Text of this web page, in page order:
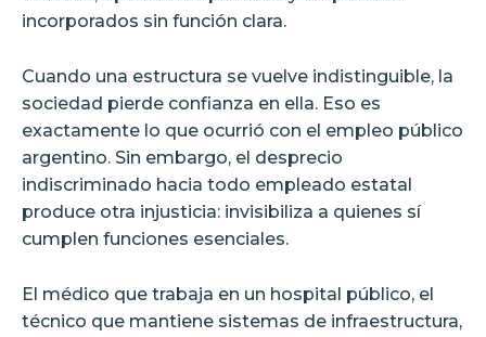
incorporados sin función clara.
Cuando una estructura se vuelve indistinguible, la
sociedad pierde confianza en ella. Eso es
exactamente lo que ocurrió con el empleo público
argentino. Sin embargo, el desprecio
indiscriminado hacia todo empleado estatal
produce otra injusticia: invisibiliza a quienes sí
cumplen funciones esenciales.
El médico que trabaja en un hospital público, el
técnico que mantiene sistemas de infraestructura,